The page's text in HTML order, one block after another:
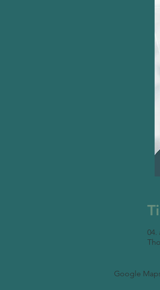
04.
Google